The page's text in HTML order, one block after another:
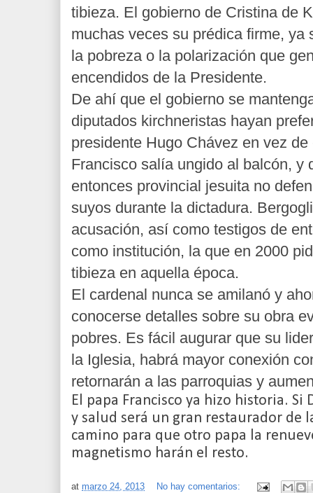
tibieza. El gobierno de Cristina de
muchas veces su prédica firme, ya
la pobreza o la polarización que
encendidos de la Presidente.
De ahí que el gobierno se
diputados kirchneristas hayan
presidente Hugo Chávez en vez
Francisco salía ungido al balcón, y
entonces provincial jesuita no
suyos durante la dictadura.
acusación, así como testigos de
como institución, la que en 2000
tibieza en aquella época.
El cardenal nunca se amilanó y
conocerse detalles sobre su obra
pobres. Es fácil augurar que su
la Iglesia, habrá mayor conexión
retornarán a las parroquias y
El papa Francisco ya hizo historia. Si
y salud será un gran restaurador de
camino para que otro papa la
magnetismo harán el resto.
at marzo 24, 2013 No hay comentarios: